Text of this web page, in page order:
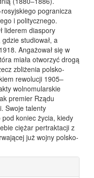
rosyjskiego pogranicza
i politycznego.
liderem diaspory
studiował, a
Angażował się w
miała otworzyć drogą
zbliżenia polsko-
rewolucji 1905–
wolnomularskie
premier Rządu
Swoje talenty
koniec życia, kiedy
ciężar pertraktacji z
już wojny polsko-